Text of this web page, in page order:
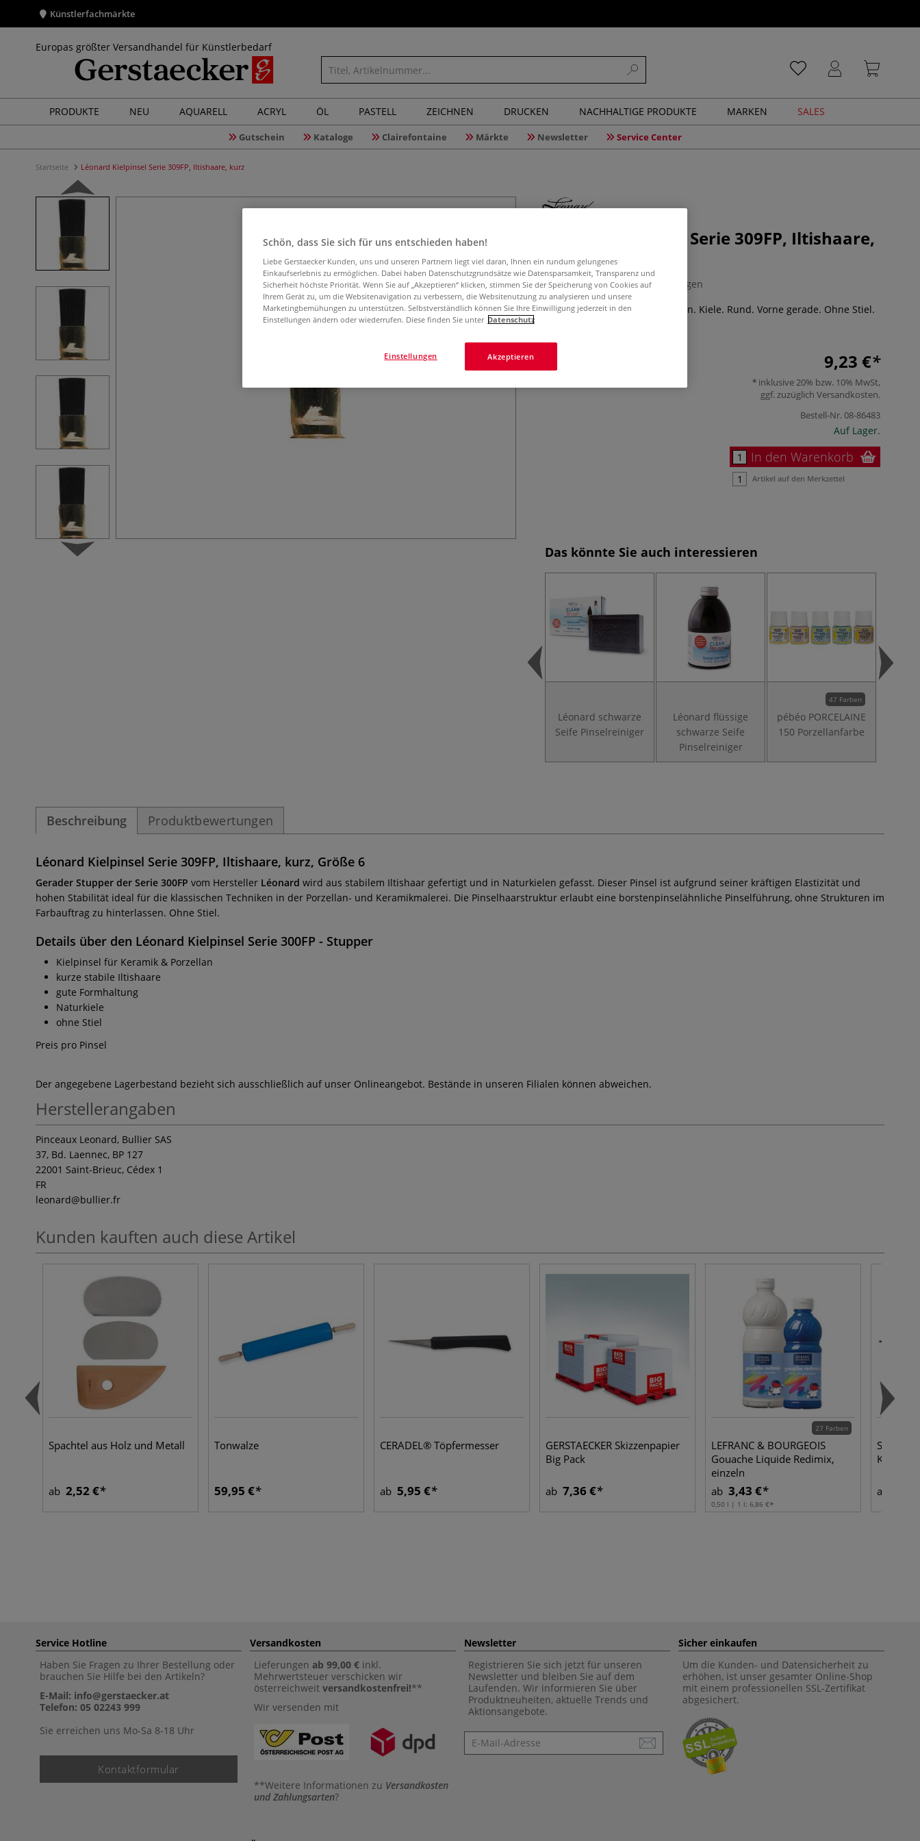
Künstlerfachmärkte
Europas größter Versandhandel für Künstlerbedarf
PRODUKTE NEU AQUARELL ACRYL ÖL PASTELL ZEICHNEN DRUCKEN NACHHALTIGE PRODUKTE MARKEN SALES
Gutschein Kataloge Clairefontaine Märkte Newsletter Service Center
Startseite Léonard Kielpinsel Serie 309FP, Iltishaare, kurz
Léonard Kielpinsel Serie 309FP, Iltishaare,
kurz
0 Bewertungen
Porzellanmalpinsel aus Iltishaaren. Kiele. Rund. Vorne gerade. Ohne Stiel.
9,23 €
inklusive 20% bzw. 10% MwSt,
ggf. zuzüglich Versandkosten.
Bestell-Nr.08-86483
Auf Lager.
In den Warenkorb
Artikel auf den Merkzettel
Das könnte Sie auch interessieren
Léonard schwarze
Seife Pinselreiniger
Léonard flüssige
schwarze Seife
Pinselreiniger
47 Farben
pébéo PORCELAINE
150 Porzellanfarbe
Beschreibung Produktbewertungen
Léonard Kielpinsel Serie 309FP, Iltishaare, kurz, Größe 6
Gerader Stupper der Serie 300FP vom Hersteller Léonard wird aus stabilem Iltishaar gefertigt und in Naturkielen gefasst. Dieser Pinsel ist aufgrund seiner kräftigen Elastizität und
hohen Stabilität ideal für die klassischen Techniken in der Porzellan- und Keramikmalerei. Die Pinselhaarstruktur erlaubt eine borstenpinselähnliche Pinselführung, ohne Strukturen im
Farbauftrag zu hinterlassen. Ohne Stiel.
Details über den Léonard Kielpinsel Serie 300FP - Stupper
Kielpinsel für Keramik & Porzellan
kurze stabile Iltishaare
gute Formhaltung
Naturkiele
ohne Stiel
Preis pro Pinsel
Der angegebene Lagerbestand bezieht sich ausschließlich auf unser Onlineangebot. Bestände in unseren Filialen können abweichen.
Herstellerangaben
Pinceaux Leonard, Bullier SAS
37, Bd. Laennec, BP 127
22001 Saint-Brieuc, Cédex 1
FR
leonard@bullier.fr
Kunden kauften auch diese Artikel
Spachtel aus Holz und Metall
ab 2,52 €
Tonwalze
59,95 €
CERADEL® Töpfermesser
ab 5,95 €
GERSTAECKER Skizzenpapier
Big Pack
ab 7,36 €
27 Farben
LEFRANC & BOURGEOIS
Gouache Liquide Redimix,
einzeln
ab 3,43 €
0,50 l | 1 l: 6,86 €
ab
Service Hotline
Haben Sie Fragen zu Ihrer Bestellung oder
brauchen Sie Hilfe bei den Artikeln?
E-Mail: info@gerstaecker.at
Telefon: 05 02243 999
Sie erreichen uns Mo-Sa 8-18 Uhr
Kontaktformular
Versandkosten
Lieferungen ab 99,00 € inkl.
Mehrwertsteuer verschicken wir
österreichweit versandkostenfrei!**
Wir versenden mit
**Weitere Informationen zu Versandkosten
und Zahlungsarten?
Newsletter
Registrieren Sie sich jetzt für unseren
Newsletter und bleiben Sie auf dem
Laufenden. Wir informieren Sie über
Produktneuheiten, aktuelle Trends und
Aktionsangebote.
Newsletter
Sicher einkaufen
Um die Kunden- und Datensicherheit zu
erhöhen, ist unser gesamter Online-Shop
mit einem professionellen SSL-Zertifikat
abgesichert.
Schön, dass Sie sich für uns entschieden haben!
Liebe Gerstaecker Kunden, uns und unseren Partnern liegt viel daran, Ihnen ein rundum gelungenes
Einkaufserlebnis zu ermöglichen. Dabei haben Datenschutzgrundsätze wie Datensparsamkeit, Transparenz und
Sicherheit höchste Priorität. Wenn Sie auf „Akzeptieren“ klicken, stimmen Sie der Speicherung von Cookies auf
Ihrem Gerät zu, um die Websitenavigation zu verbessern, die Websitenutzung zu analysieren und unsere
Marketingbemühungen zu unterstützen. Selbstverständlich können Sie Ihre Einwilligung jederzeit in den
Einstellungen ändern oder wiederrufen. Diese finden Sie unter Datenschutz
Akzeptieren
Einstellungen